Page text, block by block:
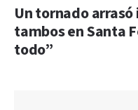
Un tornado
tambos en Santa
todo”